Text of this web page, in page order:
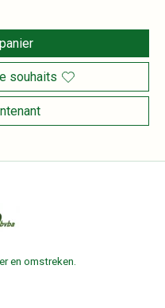
souhaits
en omstreken.